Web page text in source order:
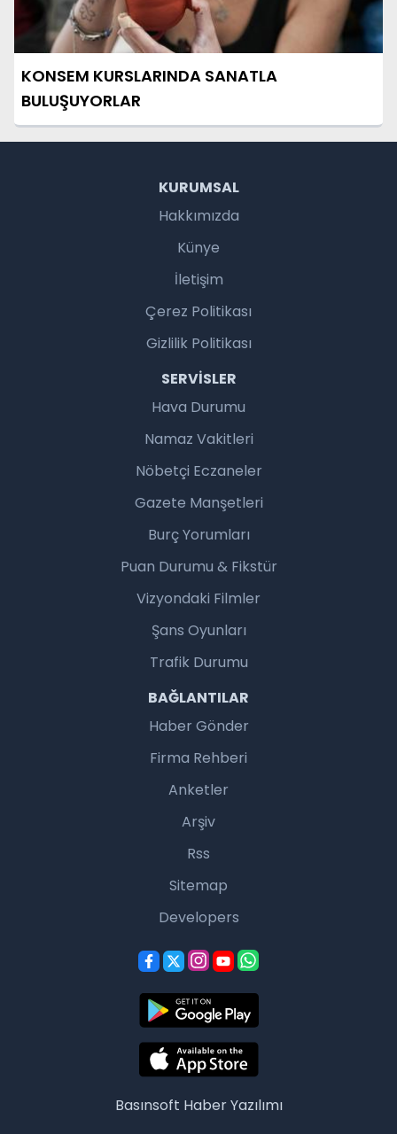
KONSEM KURSLARINDA SANATLA
BULUŞUYORLAR
KURUMSAL
Hakkımızda
Künye
İletişim
Çerez Politikası
Gizlilik Politikası
SERVISLER
Hava Durumu
Namaz Vakitleri
Nöbetçi Eczaneler
Gazete Manşetleri
Burç Yorumları
Puan Durumu & Fikstür
Vizyondaki Filmler
Şans Oyunları
Trafik Durumu
BAĞLANTILAR
Haber Gönder
Firma Rehberi
Anketler
Arşiv
Rss
Sitemap
Developers
Basınsoft Haber Yazılımı